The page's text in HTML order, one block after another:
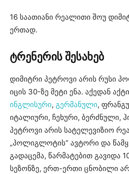
16 საათიანი რეალითი შოუ
ერთად.
ტრენერის შესახებ
დიმიტრი პეტროვი არის რუსი
იცის 30-ზე მეტი ენა. აქედან
ინგლისური, გერმანული,
იტალიური, ჩეხური, ბერძნული,
პეტროვი არის სატელევიზიო
„პოლიგლოტის“ ავტორი და
გადაცემა, წარმატებით გავიდა
სეზონზე, ერთ-ერთი ცნობილი